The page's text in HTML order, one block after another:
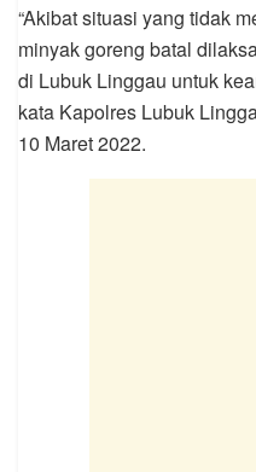
“Akibat situasi yang tidak
minyak goreng batal
di Lubuk Linggau untuk
kata Kapolres Lubuk
10 Maret 2022.